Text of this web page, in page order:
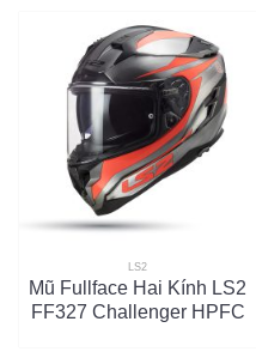
LS2
Mũ Fullface Hai Kính LS2
FF327 Challenger HPFC